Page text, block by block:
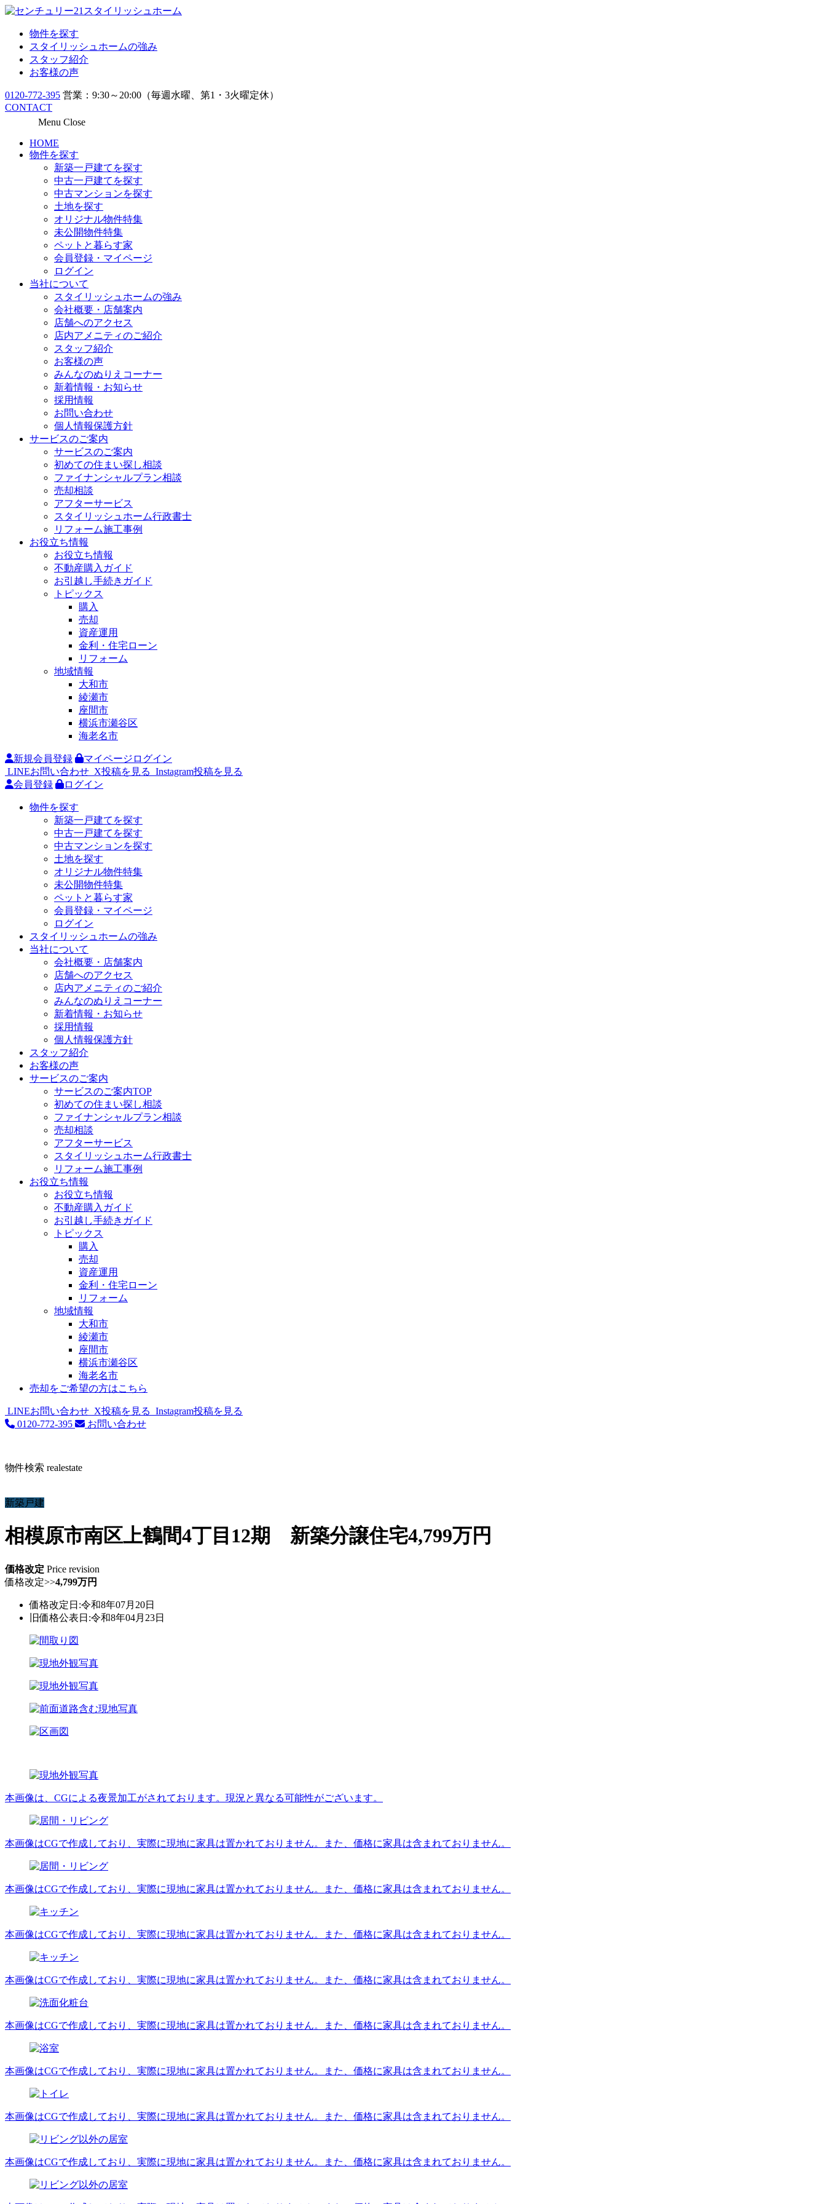
物件を探す
スタイリッシュホームの強み
スタッフ紹介
お客様の声
0120-772-395 営業：9:30～20:00（毎週水曜、第1・3火曜定休）
CONTACT
Menu Close
HOME
物件を探す
新築一戸建てを探す
中古一戸建てを探す
中古マンションを探す
土地を探す
オリジナル物件特集
未公開物件特集
ペットと暮らす家
会員登録・マイページ
ログイン
当社について
スタイリッシュホームの強み
会社概要・店舗案内
店舗へのアクセス
店内アメニティのご紹介
スタッフ紹介
お客様の声
みんなのぬりえコーナー
新着情報・お知らせ
採用情報
お問い合わせ
個人情報保護方針
サービスのご案内
サービスのご案内
初めての住まい探し相談
ファイナンシャルプラン相談
売却相談
アフターサービス
スタイリッシュホーム行政書士
リフォーム施工事例
お役立ち情報
お役立ち情報
不動産購入ガイド
お引越し手続きガイド
トピックス
購入
売却
資産運用
金利・住宅ローン
リフォーム
地域情報
大和市
綾瀬市
座間市
横浜市瀬谷区
海老名市
新規会員登録
マイページログイン
LINEお問い合わせ X投稿を見る Instagram投稿を見る
会員登録
ログイン
物件を探す
新築一戸建てを探す
中古一戸建てを探す
中古マンションを探す
土地を探す
オリジナル物件特集
未公開物件特集
ペットと暮らす家
会員登録・マイページ
ログイン
スタイリッシュホームの強み
当社について
会社概要・店舗案内
店舗へのアクセス
店内アメニティのご紹介
みんなのぬりえコーナー
新着情報・お知らせ
採用情報
個人情報保護方針
スタッフ紹介
お客様の声
サービスのご案内
サービスのご案内TOP
初めての住まい探し相談
ファイナンシャルプラン相談
売却相談
アフターサービス
スタイリッシュホーム行政書士
リフォーム施工事例
お役立ち情報
お役立ち情報
不動産購入ガイド
お引越し手続きガイド
トピックス
購入
売却
資産運用
金利・住宅ローン
リフォーム
地域情報
大和市
綾瀬市
座間市
横浜市瀬谷区
海老名市
売却をご希望の方はこちら
LINEお問い合わせ X投稿を見る Instagram投稿を見る
0120-772-395
お問い合わせ
物件検索 realestate
新築戸建
相模原市南区上鶴間4丁目12期 新築分譲住宅4,799万円
価格改定 Price revision
価格改定>>4,799万円
価格改定日:令和8年07月20日
旧価格公表日:令和8年04月23日
本画像は、CGによる夜景加工がされております。現況と異なる可能性がございます。
本画像はCGで作成しており、実際に現地に家具は置かれておりません。また、価格に家具は含まれておりません。
本画像はCGで作成しており、実際に現地に家具は置かれておりません。また、価格に家具は含まれておりません。
本画像はCGで作成しており、実際に現地に家具は置かれておりません。また、価格に家具は含まれておりません。
本画像はCGで作成しており、実際に現地に家具は置かれておりません。また、価格に家具は含まれておりません。
本画像はCGで作成しており、実際に現地に家具は置かれておりません。また、価格に家具は含まれておりません。
本画像はCGで作成しており、実際に現地に家具は置かれておりません。また、価格に家具は含まれておりません。
本画像はCGで作成しており、実際に現地に家具は置かれておりません。また、価格に家具は含まれておりません。
本画像はCGで作成しており、実際に現地に家具は置かれておりません。また、価格に家具は含まれておりません。